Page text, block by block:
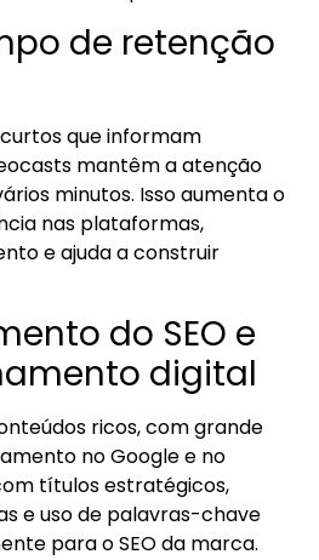
de retenção
que informam
mantêm a atenção
minutos. Isso aumenta o
nas plataformas,
e ajuda a construir
do SEO e
digital
ricos, com grande
no Google e no
títulos estratégicos,
e uso de palavras-chave
para o SEO da marca.